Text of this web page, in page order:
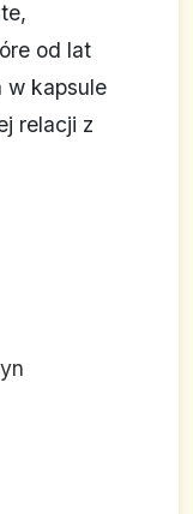
od lat
w kapsule
relacji z